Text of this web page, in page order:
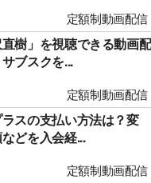
定額制動画配信
直樹」を視聴できる動画配
ブスクを...
定額制動画配信
スの支払い方法は？変
どを入会経...
定額制動画配信